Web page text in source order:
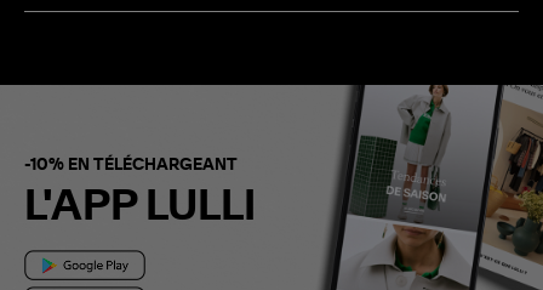
-10% EN TÉLÉCHARGEANT
L'APP LULLI